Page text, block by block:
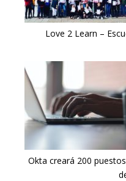
Love 2 Learn –
Okta creará 200